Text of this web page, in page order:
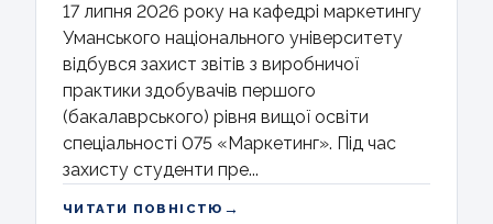
17 липня 2026 року на кафедрі маркетингу
Уманського національного університету
відбувся захист звітів з виробничої
практики здобувачів першого
(бакалаврського) рівня вищої освіти
спеціальності 075 «Маркетинг». Під час
захисту студенти пре...
ЧИТАТИ ПОВНІСТЮ →